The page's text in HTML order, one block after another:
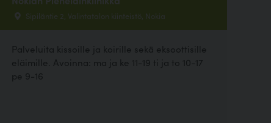
Sipiläntie 2, Valintatalon kiinteistö, Nokia
Palveluita kissoille ja koirille sekä eksoottisille
eläimille. Avoinna: ma ja ke 11-19 ti ja to 10-17
pe 9-16